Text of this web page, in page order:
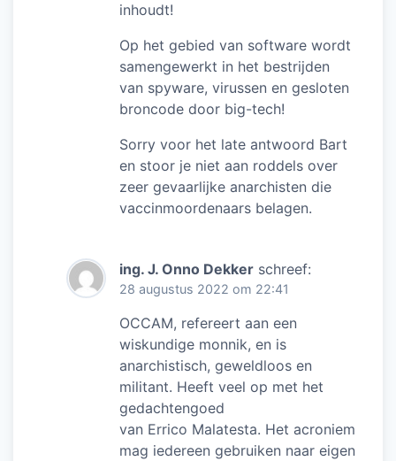
inhoudt!
Op het gebied van software wordt
samengewerkt in het bestrijden
van spyware, virussen en gesloten
broncode door big-tech!
Sorry voor het late antwoord Bart
en stoor je niet aan roddels over
zeer gevaarlijke anarchisten die
vaccinmoordenaars belagen.
ing. J. Onno Dekker schreef:
28 augustus 2022 om 22:41
OCCAM, refereert aan een
wiskundige monnik, en is
anarchistisch, geweldloos en
militant. Heeft veel op met het
gedachtengoed
van Errico Malatesta. Het acroniem
mag iedereen gebruiken naar eigen